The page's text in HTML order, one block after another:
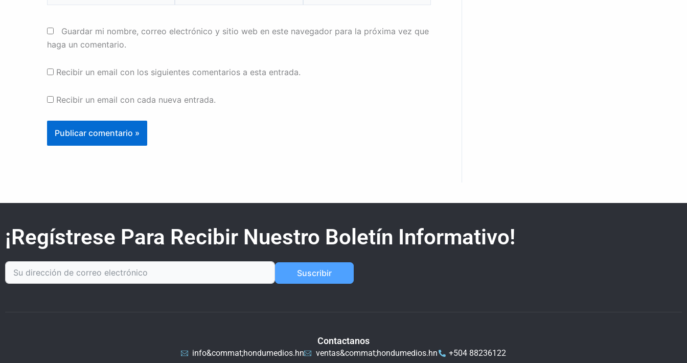
Guardar mi nombre, correo electrónico y sitio web en este navegador para la próxima vez que
haga un comentario.
Recibir un email con los siguientes comentarios a esta entrada.
Recibir un email con cada nueva entrada.
¡Regístrese Para Recibir Nuestro Boletín Informativo!
Suscribir
Contactanos
info&commat;hondumedios.hn ventas&commat;hondumedios.hn +504 88236122